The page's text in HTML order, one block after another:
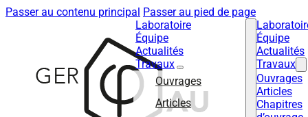
Passer au contenu principal Passer au pied de page
Laboratoire
Équipe
Actualités
Travaux
Ouvrages
Articles
Équipe
Actualités
Travaux
Ouvrages
Articles
Chapitres